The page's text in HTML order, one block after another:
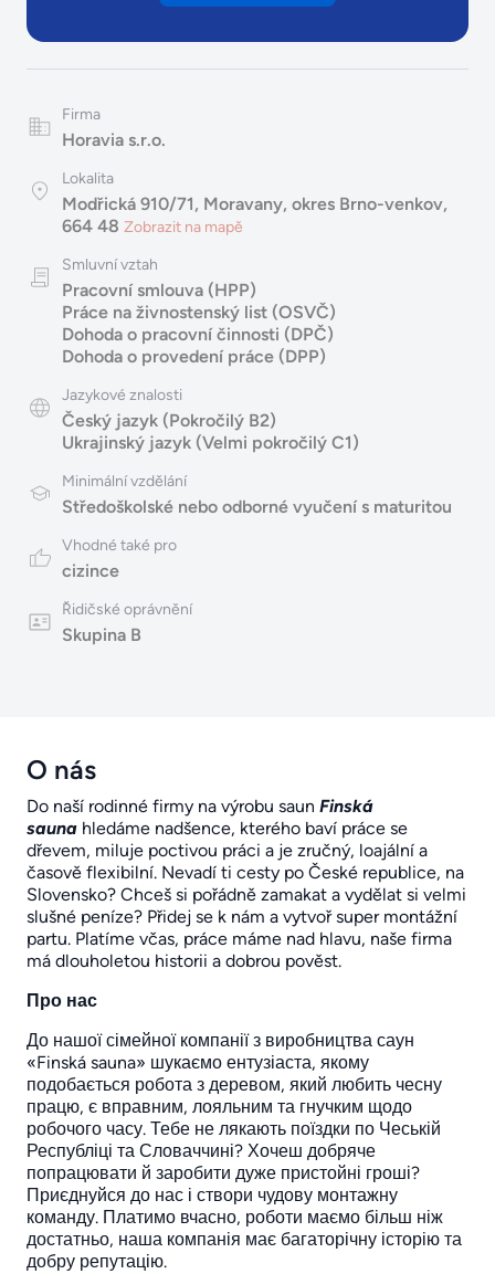
Firma
Horavia s.r.o.
Lokalita
Modřická 910/71, Moravany, okres Brno-venkov,
664 48 Zobrazit na mapě
Smluvní vztah
Pracovní smlouva (HPP)
Práce na živnostenský list (OSVČ)
Dohoda o pracovní činnosti (DPČ)
Dohoda o provedení práce (DPP)
Jazykové znalosti
Český jazyk (Pokročilý B2)
Ukrajinský jazyk (Velmi pokročilý C1)
Minimální vzdělání
Středoškolské nebo odborné vyučení s maturitou
Vhodné také pro
cizince
Řidičské oprávnění
Skupina B
O nás
Do naší rodinné firmy na výrobu saun Finská
sauna hledáme nadšence, kterého baví práce se
dřevem, miluje poctivou práci a je zručný, loajální a
časově flexibilní. Nevadí ti cesty po České republice, na
Slovensko? Chceš si pořádně zamakat a vydělat si velmi
slušné peníze? Přidej se k nám a vytvoř super montážní
partu. Platíme včas, práce máme nad hlavu, naše firma
má dlouholetou historii a dobrou pověst.
Про нас
До нашої сімейної компанії з виробництва саун
«Finská sauna» шукаємо ентузіаста, якому
подобається робота з деревом, який любить чесну
працю, є вправним, лояльним та гнучким щодо
робочого часу. Тебе не лякають поїздки по Чеській
Республіці та Словаччині? Хочеш добряче
попрацювати й заробити дуже пристойні гроші?
Приєднуйся до нас і створи чудову монтажну
команду. Платимо вчасно, роботи маємо більш ніж
достатньо, наша компанія має багаторічну історію та
добру репутацію.